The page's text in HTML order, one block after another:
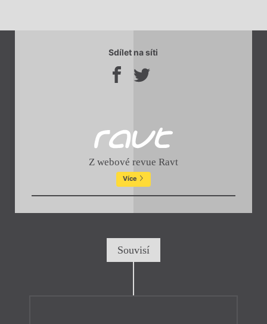
Sdílet na síti
Z webové revue Ravt
Více
Souvisí